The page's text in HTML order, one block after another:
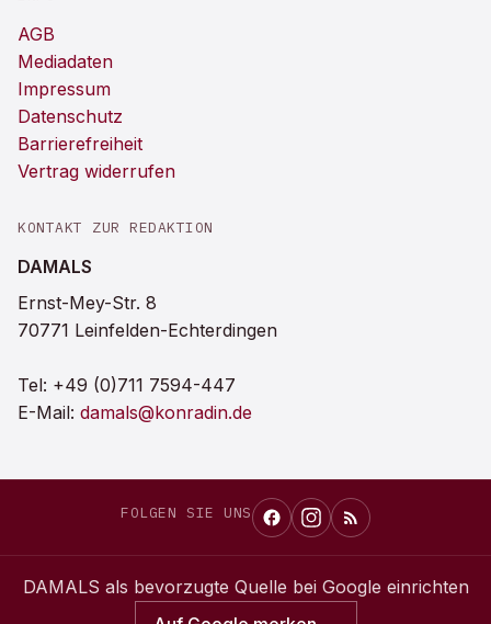
AGB
Mediadaten
Impressum
Datenschutz
Barrierefreiheit
Vertrag widerrufen
KONTAKT ZUR REDAKTION
DAMALS
Ernst-Mey-Str. 8
70771 Leinfelden-Echterdingen
Tel: +49 (0)711 7594-447
E-Mail: damals@konradin.de
FOLGEN SIE UNS
DAMALS als bevorzugte Quelle bei Google einrichten